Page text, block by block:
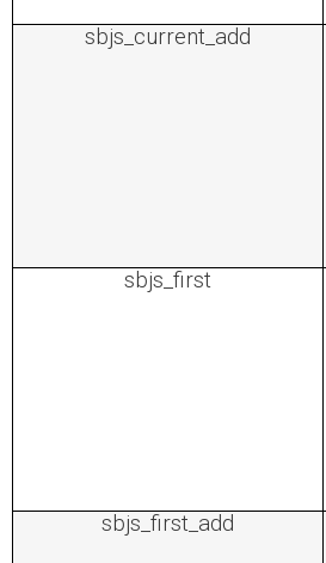
sbjs_current_add
sbjs_first
sbjs_first_add